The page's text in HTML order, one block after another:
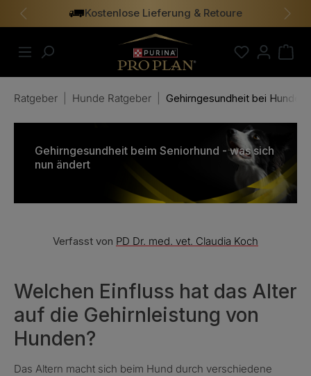
springen Kostenlose Lieferung & Retoure
Vorheriges
Ratgeber Hunde Ratgeber Gehirngesundheit bei Hunden
Gehirngesundheit beim Seniorhund - was sich
nun ändert
Verfasst von PD Dr. med. vet. Claudia Koch
Welchen Einfluss hat das Alter
auf die Gehirnleistung von
Hunden?
Das Altern macht sich beim Hund durch verschiedene